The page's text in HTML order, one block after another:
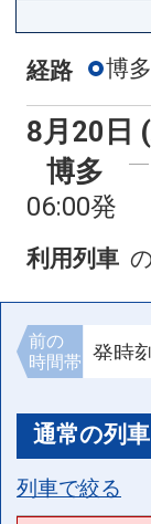
経路 博
8月20日
博多
06:00発
利用列車
前の
時間帯
通常の列車
列車で絞る